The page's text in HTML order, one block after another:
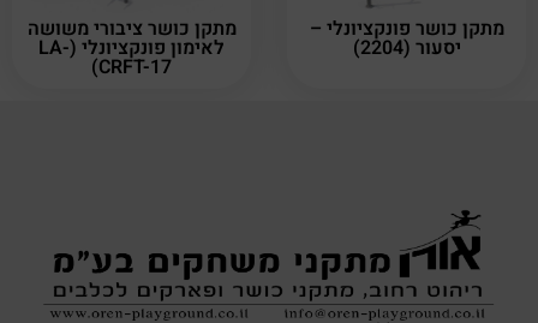
מתקן כושר פונקציונלי –
יסעור (2204)
מתקן כושר ציבורי משושה
לאימון פונקציונלי (LA-
CRFT-17)